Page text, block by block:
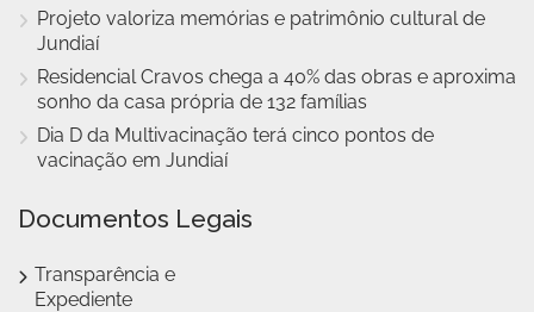
Projeto valoriza memórias e patrimônio cultural de
Jundiaí
Residencial Cravos chega a 40% das obras e aproxima
sonho da casa própria de 132 famílias
Dia D da Multivacinação terá cinco pontos de
vacinação em Jundiaí
Documentos Legais
Transparência e
Expediente